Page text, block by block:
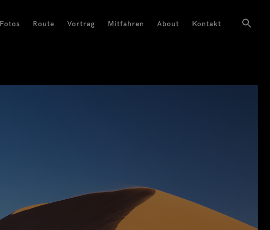
Route Vortrag Mitfahren About Kontakt